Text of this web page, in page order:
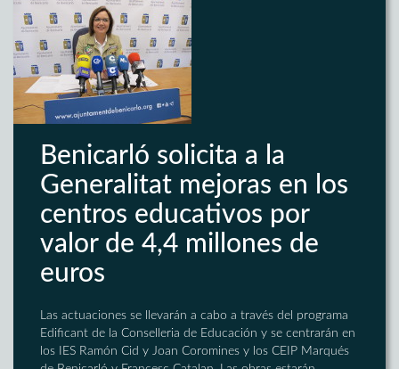
Benicarló solicita a la
Generalitat mejoras en los
centros educativos por
valor de 4,4 millones de
euros
Las actuaciones se llevarán a cabo a través del programa
Edificant de la Conselleria de Educación y se centrarán en
los IES Ramón Cid y Joan Coromines y los CEIP Marqués